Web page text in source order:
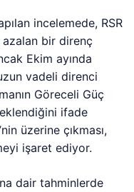
incelemede, RSR
azalan bir direnç
Ekim ayında
vadeli direnci
Göreceli Güç
ifade
üzerine çıkması,
işaret ediyor.
dair tahminlerde